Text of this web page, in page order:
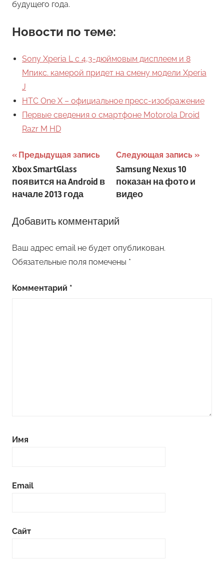
будущего года.
Новости по теме:
Sony Xperia L с 4,3-дюймовым дисплеем и 8
Мпикс. камерой придет на смену модели Xperia
J
HTC One X – официальное пресс-изображение
Первые сведения о смартфоне Motorola Droid
Razr M HD
Навигация
по
записям
Предыдущая запись
Xbox SmartGlass
появится на Android в
начале 2013 года
Следующая запись
Samsung Nexus 10
показан на фото и
видео
Добавить комментарий
Ваш адрес email не будет опубликован.
Обязательные поля помечены *
Комментарий *
Имя
Email
Сайт